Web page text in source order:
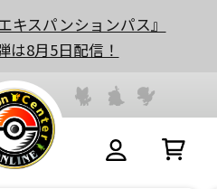
キスパンションパス』
は8月5日配信！